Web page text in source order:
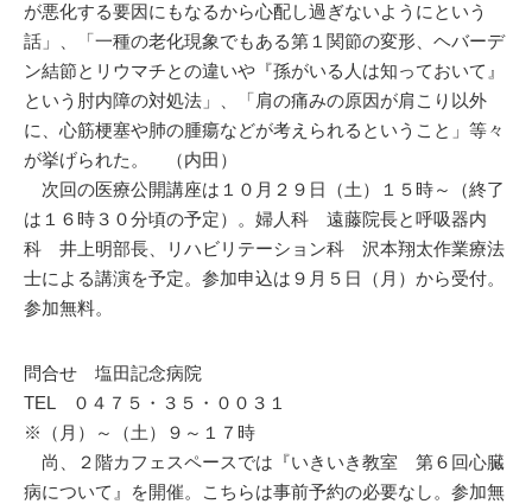
が悪化する要因にもなるから心配し過ぎないようにという
話」、「一種の老化現象でもある第１関節の変形、ヘバーデ
ン結節とリウマチとの違いや『孫がいる人は知っておいて』
という肘内障の対処法」、「肩の痛みの原因が肩こり以外
に、心筋梗塞や肺の腫瘍などが考えられるということ」等々
が挙げられた。 （内田）
次回の医療公開講座は１０月２９日（土）１５時～（終了
は１６時３０分頃の予定）。婦人科 遠藤院長と呼吸器内
科 井上明部長、リハビリテーション科 沢本翔太作業療法
士による講演を予定。参加申込は９月５日（月）から受付。
参加無料。
問合せ 塩田記念病院
TEL ０４７５・３５・００３１
※（月）～（土）９～１７時
尚、２階カフェスペースでは『いきいき教室 第６回心臓
病について』を開催。こちらは事前予約の必要なし。参加無